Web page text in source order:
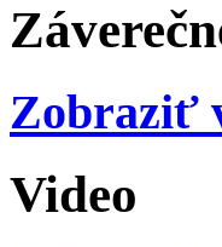
Zobraziť
Video